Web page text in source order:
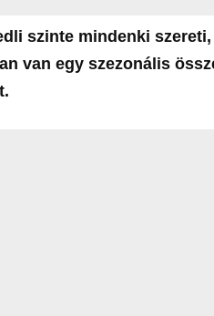
szinte mindenki
van egy szezonális